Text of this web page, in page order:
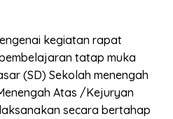
kegiatan rapat
tatap muka
(SD) Sekolah menengah
Atas /Kejuryan
secara bertahap